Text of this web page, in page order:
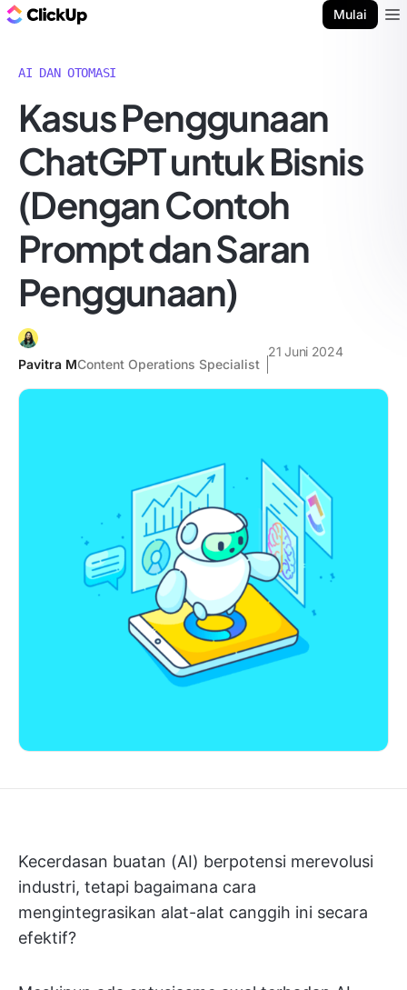
Mulai
AI DAN OTOMASI
Kasus Penggunaan
ChatGPT untuk Bisnis
(Dengan Contoh
Prompt dan Saran
Penggunaan)
Pavitra MContent Operations Specialist
21 Juni 2024
Kecerdasan buatan (AI) berpotensi merevolusi
industri, tetapi bagaimana cara
mengintegrasikan alat-alat canggih ini secara
efektif?